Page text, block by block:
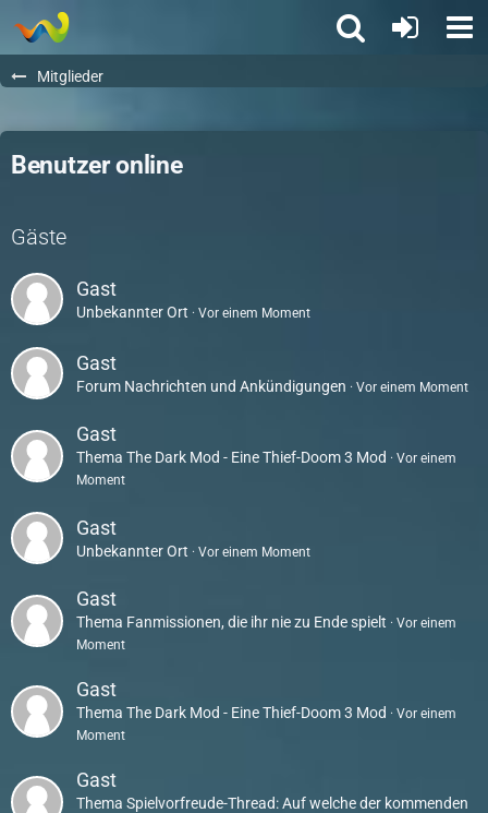
Mitglieder
Benutzer online
Gäste
Gast
Unbekannter Ort Vor einem Moment
Gast
Forum Nachrichten und Ankündigungen Vor einem Moment
Gast
Thema The Dark Mod - Eine Thief-Doom 3 Mod
Vor einem
Moment
Gast
Unbekannter Ort Vor einem Moment
Gast
Thema Fanmissionen, die ihr nie zu Ende spielt
Vor einem
Moment
Gast
Thema The Dark Mod - Eine Thief-Doom 3 Mod
Vor einem
Moment
Gast
Thema Spielvorfreude-Thread: Auf welche der kommenden